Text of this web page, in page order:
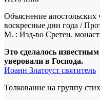
Объяснение апостольских
воскресные дни года /
М. : Изд-во Сретен.
Это сделалось
уверовали в Господа.
Иоанн Златоуст святитель
Толкование на группу